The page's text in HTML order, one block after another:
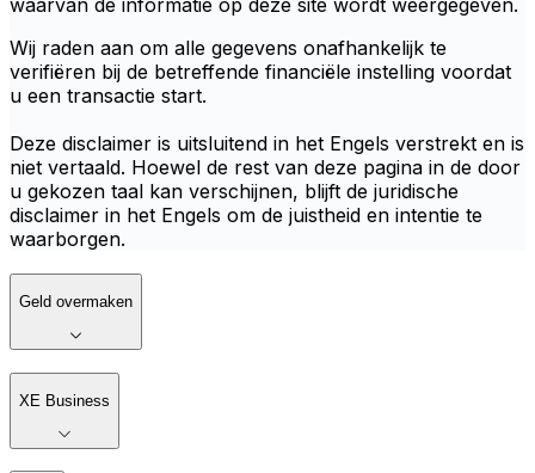
waarvan de informatie op deze site wordt weergegeven.
Wij raden aan om alle gegevens onafhankelijk te
verifiëren bij de betreffende financiële instelling voordat
u een transactie start.
Deze disclaimer is uitsluitend in het Engels verstrekt en is
niet vertaald. Hoewel de rest van deze pagina in de door
u gekozen taal kan verschijnen, blijft de juridische
disclaimer in het Engels om de juistheid en intentie te
waarborgen.
Geld overmaken
XE Business